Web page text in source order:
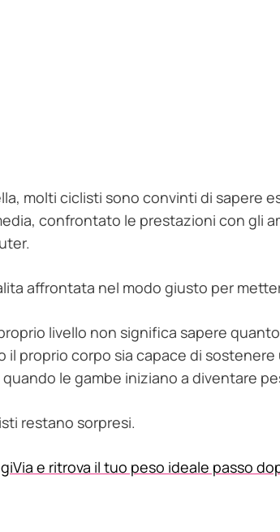
molti ciclisti sono convinti di sapere
confrontato le prestazioni con gli
affrontata nel modo giusto per
livello non significa sapere
il proprio corpo sia capace di
le gambe iniziano a diventare
restano sorpresi.
e ritrova il tuo peso ideale passo